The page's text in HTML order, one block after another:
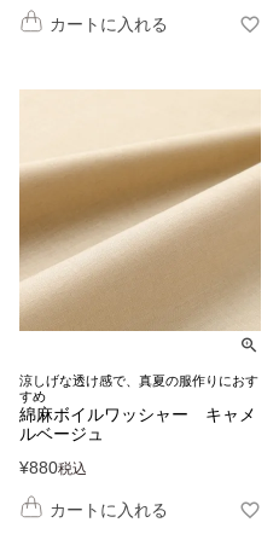
カートに入れる
涼しげな透け感で、真夏の服作りにおす
すめ
綿麻ボイルワッシャー キャメ
ルベージュ
¥880税込
カートに入れる